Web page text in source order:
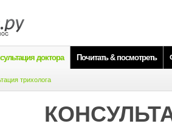
доктора Почитать & посмотреть
трихолога